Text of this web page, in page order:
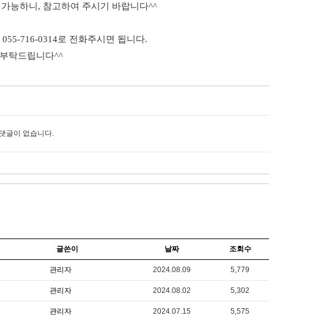
능하니 , 참고하여 주시기 바랍니다^^
055-716-0314로 전화주시면 됩니다.
탁드립니다^^
글이 없습니다.
글쓴이 날짜 조회수
관리자 2024.08.09 5,779
관리자 2024.08.02 5,302
관리자 2024.07.15 5,575